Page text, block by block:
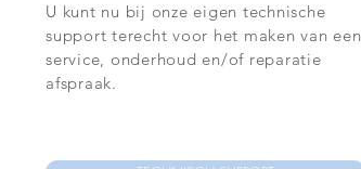
U kunt nu bij onze eigen technische
support terecht voor het maken van een
service, onderhoud en/of reparatie
afspraak.